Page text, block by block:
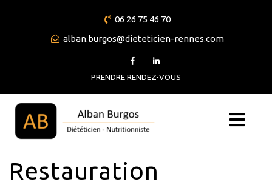
06 26 75 46 70
alban.burgos@dieteticien-rennes.com
PRENDRE RENDEZ-VOUS
Restauration